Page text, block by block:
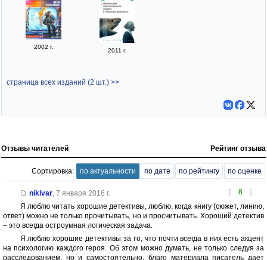
2002 г.
2011 г.
страница всех изданий (2 шт.) >>
Отзывы читателей Рейтинг отзыва
Сортировка: по актуальности по дате по рейтингу по оценке
[ 8 ]
nikivar, 7 января 2016 г.
Я люблю читать хорошие детективы, люблю, когда книгу (сюжет, линию,
ответ) можно не только прочитывать, но и просчитывать. Хороший детектив
– это всегда остроумная логическая задача.
Я люблю хорошие детективы за то, что почти всегда в них есть акцент
на психологию каждого героя. Об этом можно думать, не только следуя за
расследованием, но и самостоятельно, благо материала писатель дает